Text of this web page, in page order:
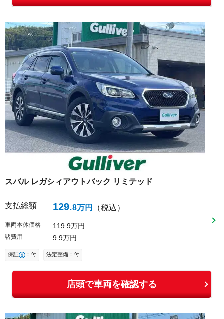
スバル レガシィアウトバック リミテッド
支払総額 129.8万円 （税込）
車両本体価格 119 9万円
諸費用 9 9万円
保証 ：付 法定整備：付
店頭で車両を確認する